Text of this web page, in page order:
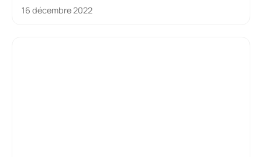
16 décembre 2022